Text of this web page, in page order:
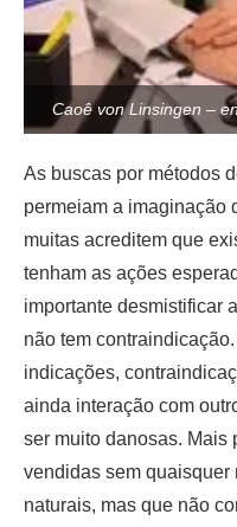
Caoê von Linsingen –
As buscas por métodos
permeiam a imaginação
muitas acreditem que
tenham as ações
importante desmistificar
não tem
indicações,
ainda interação com
ser muito danosas.
vendidas sem quaisquer
naturais, mas que não